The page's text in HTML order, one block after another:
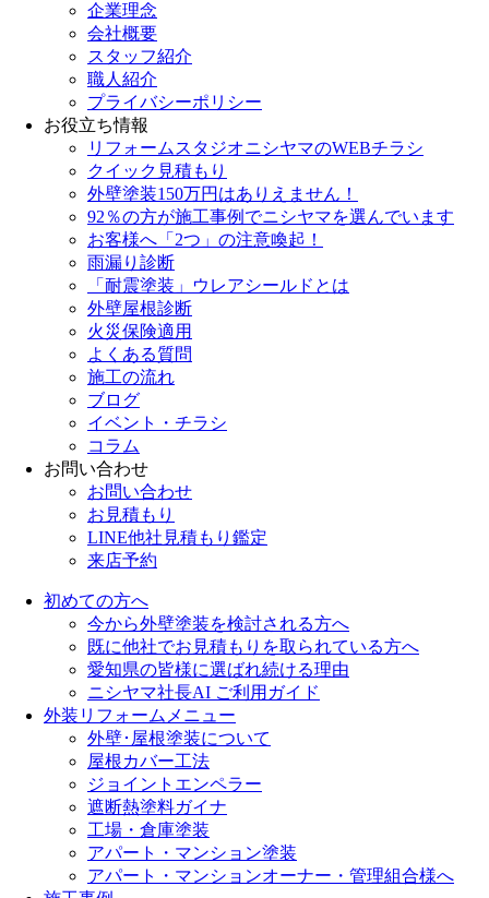
企業理念
会社概要
スタッフ紹介
職人紹介
プライバシーポリシー
お役立ち情報
リフォームスタジオニシヤマのWEBチラシ
クイック見積もり
外壁塗装150万円はありえません！
92％の方が施工事例でニシヤマを選んでいます
お客様へ「2つ」の注意喚起！
雨漏り診断
「耐震塗装」ウレアシールドとは
外壁屋根診断
火災保険適用
よくある質問
施工の流れ
ブログ
イベント・チラシ
コラム
お問い合わせ
お問い合わせ
お見積もり
LINE他社見積もり鑑定
来店予約
初めての方へ
今から外壁塗装を検討される方へ
既に他社でお見積もりを取られている方へ
愛知県の皆様に選ばれ続ける理由
ニシヤマ社長AI ご利用ガイド
外装リフォームメニュー
外壁･屋根塗装について
屋根カバー工法
ジョイントエンペラー
遮断熱塗料ガイナ
工場・倉庫塗装
アパート・マンション塗装
アパート・マンションオーナー・管理組合様へ